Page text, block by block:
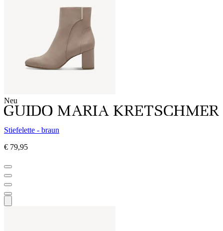
Neu
Stiefelette - braun
€ 79,95